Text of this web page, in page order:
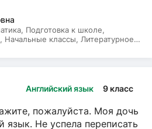
Подготовка к школе,
классы, Литературное
Английский язык 9 класс
пожалуйста. Моя дочь
язык. Не успела переписать